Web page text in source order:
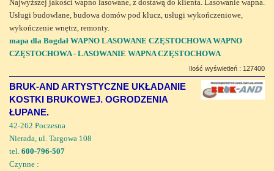
Najwyższej jakości wapno lasowane, z dostawą do klienta. Lasowanie wapna.
Usługi budowlane, budowa domów pod klucz, usługi wykończeniowe,
wykończenie wnętrz, remonty.
mapa dla Bogdał WAPNO LASOWANE CZĘSTOCHOWA WAPNO
CZĘSTOCHOWA - LASOWANIE WAPNA CZĘSTOCHOWA
Ilość wyświetleń : 127400
BRUK-AND ARTYSTYCZNE UKŁADANIE
KOSTKI BRUKOWEJ. OGRODZENIA
ŁUPANE.
42-262 Poczesna
Nierada, ul. Targowa 108
tel. 600-796-507
Czynne :